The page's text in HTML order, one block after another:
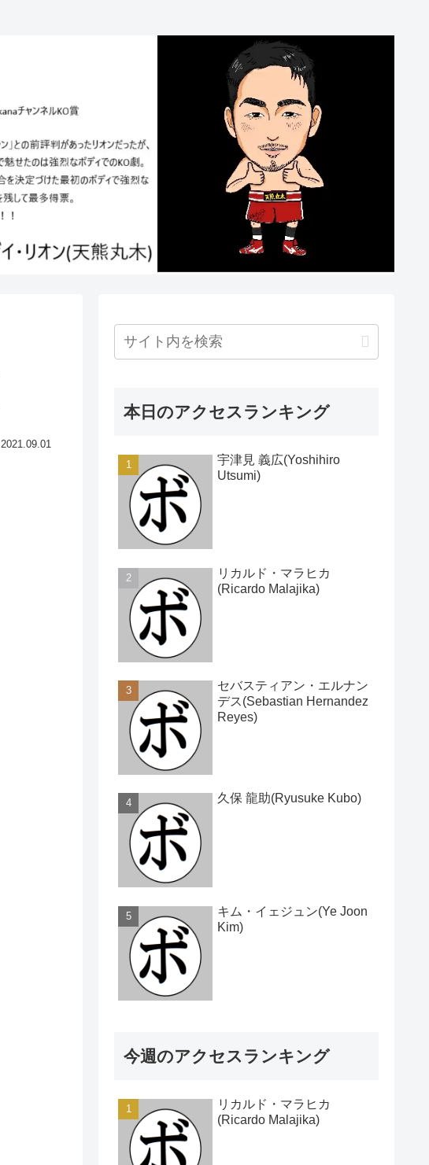
2021.09.01
本日のアクセスランキング
宇津見 義広(Yoshihiro
Utsumi)
リカルド・マラヒカ
(Ricardo Malajika)
セバスティアン・エルナン
デス(Sebastian Hernandez
Reyes)
久保 龍助(Ryusuke Kubo)
キム・イェジュン(Ye Joon
Kim)
今週のアクセスランキング
リカルド・マラヒカ
(Ricardo Malajika)